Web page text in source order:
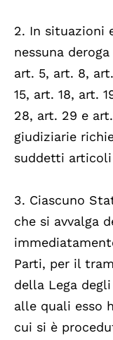
2. In situazioni
nessuna
art. 5, art. 8,
15, art. 18, art.
28, art. 29 e
giudiziarie
suddetti articoli
3. Ciascuno
che si avvalga
Parti, per il
della Lega
alle quali esso
cui si è